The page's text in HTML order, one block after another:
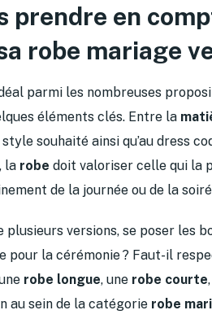
prendre en
robe mariage
parmi les nombreuses
éléments clés. Entre la
souhaité ainsi qu’au dress
la robe doit valoriser celle qui la
de la journée ou de la
versions, se poser les
pour la cérémonie ? Faut-il
robe longue, une robe courte
au sein de la catégorie robe